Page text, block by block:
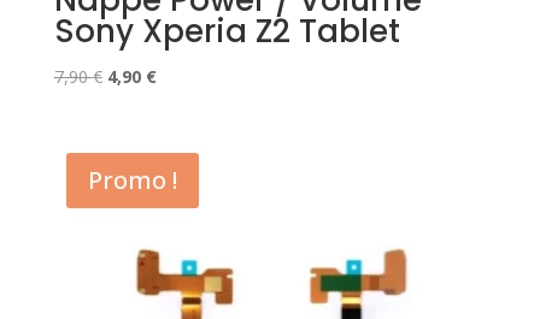
Sony Xperia Z2 Tablet
7,90€ Le
était :
7,90 €.
4,90 €Le
est :
4,90 €.
Promo !